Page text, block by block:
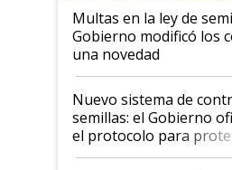
Multas en la ley de
Gobierno modificó los
una novedad
Nuevo sistema de
semillas: el Gobierno
el protocolo para
propiedad intelectual